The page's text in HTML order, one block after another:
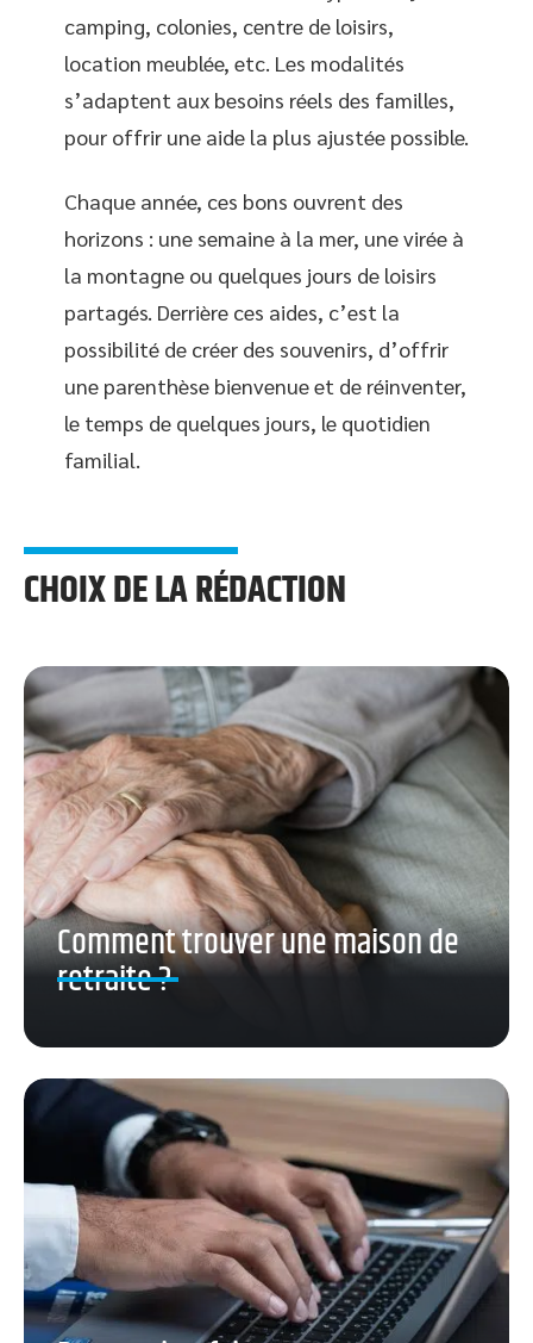
camping, colonies, centre de loisirs,
location meublée, etc. Les modalités
s’adaptent aux besoins réels des familles,
pour offrir une aide la plus ajustée possible.
Chaque année, ces bons ouvrent des
horizons : une semaine à la mer, une virée à
la montagne ou quelques jours de loisirs
partagés. Derrière ces aides, c’est la
possibilité de créer des souvenirs, d’offrir
une parenthèse bienvenue et de réinventer,
le temps de quelques jours, le quotidien
familial.
CHOIX DE LA RÉDACTION
Comment trouver une maison de
retraite ?